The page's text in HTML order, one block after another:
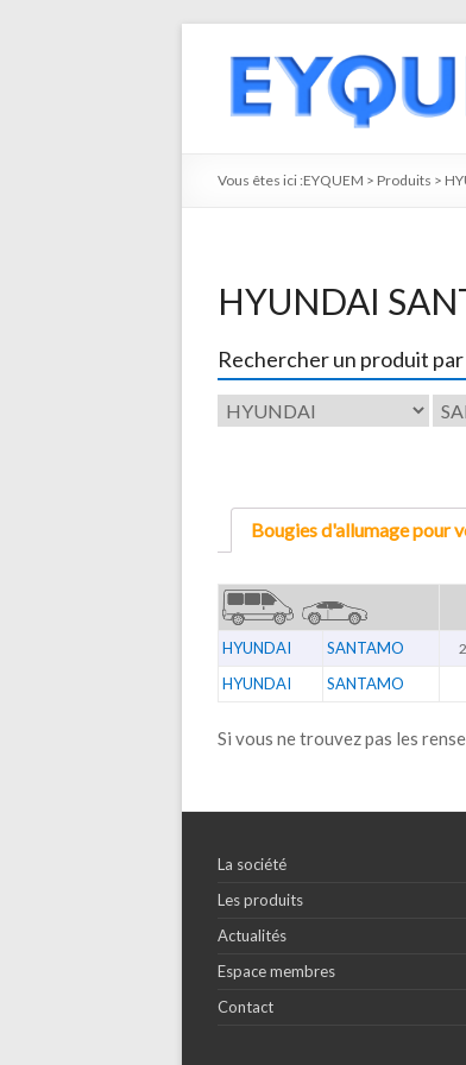
Vous êtes ici :EYQUEM > Produits >
HYUNDAI
Rechercher un produit
Bougies d'allumage pour
HYUNDAI SANTAMO
HYUNDAI SANTAMO
Si vous ne trouvez pas les
La société
Les produits
Actualités
Espace membres
Contact